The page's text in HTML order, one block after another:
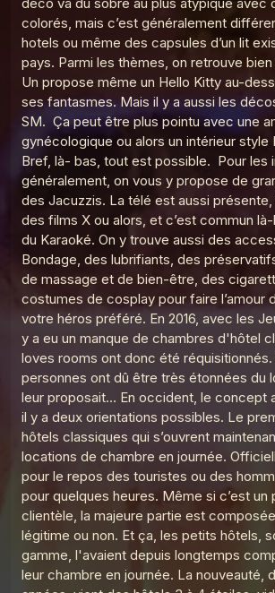
21
Le Poing G
déco va du sobre au plus atypique avec
colorés, mais c’est généralement
hotels ou même des capsules d’un lit
pays. Parmi les thèmes, on retrouve
Un propose même un Hello Kitty au-
ses fantasmes. Mais il y a aussi les
SM. Ça peut être plus pointu avec une
gynécologique ou alors un intérieur style
Bref, là- bas, tout est possible. Pour les
généralement, on vous y propose de
des Jacuzzis. La télé est aussi
des films X ou alors, et c’est commun
du Karaoké. On y trouve aussi des
Bondage, des lubrifiants, des
de massage et de bien-être, des
costumes de cosplay pour faire l’amour
votre héros préféré. En 2016, avec les
y a eu un manque de chambres d'hôtel
loves rooms ont donc été réquisitionnés.
personnes ont dû être très étonnées du
leur proposait… En occident, le concept
il y a deux orientations possibles. Le
hôtels classiques qui s’ouvrent
locations de chambre en journée.
pour le repos des touristes ou des
pour quelques heures. Même si c’est un
clientèle, la majeure partie est
légitime ou non. Et ça, les petits hôtels,
gamme, l'avaient depuis longtemps
leur chambre en journée. La nouveauté,